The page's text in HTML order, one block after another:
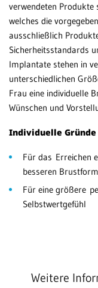
STANDORTE
Eberbach
Schwetzingen
Sinsheim
Weinheim
verwendeten
welches die
ausschließlich
Sicherheitsstandards
Implantate stehen in
unterschiedlichen
Frau eine individuelle
Wünschen und
Individuelle
Für das Erreichen
besseren Brustform
Für eine größere
Selbstwertgefühl
Weitere